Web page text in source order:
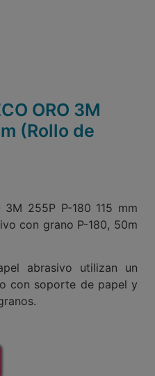
ORO 3M
(Rollo de
3M 255P P-180 115 mm
con grano P-180, 50m
abrasivo utilizan un
con soporte de papel y